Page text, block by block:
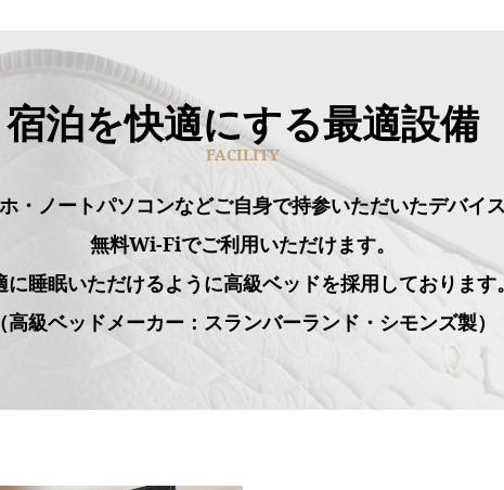
宿泊を快適にする最適設備
FACILITY
・ノートパソコンなどご自身で持参いただいたデバイ
無料Wi-Fiでご利用いただけます。
に睡眠いただけるように高級ベッドを採用しております
高級ベッドメーカー：スランバーランド・シモンズ製）